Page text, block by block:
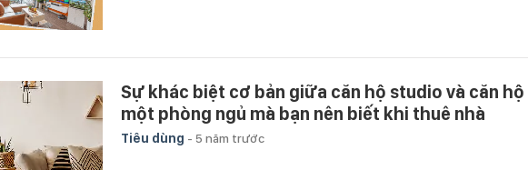
Sự khác biệt cơ bản giữa căn hộ studio và căn hộ
một phòng ngủ mà bạn nên biết khi thuê nhà
Tiêu dùng - 5 năm trước